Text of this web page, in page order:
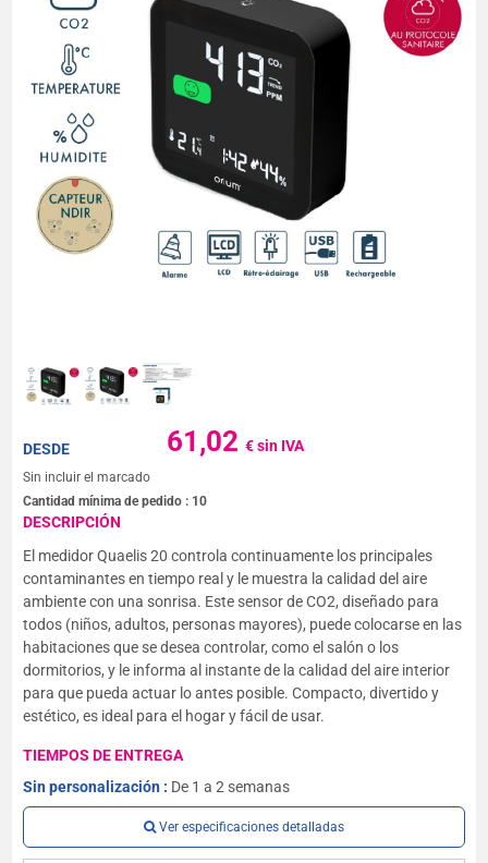
61,02€ sin IVA
DESDE
Sin incluir el marcado
Cantidad mínima de pedido : 10
DESCRIPCIÓN
El medidor Quaelis 20 controla continuamente los principales
contaminantes en tiempo real y le muestra la calidad del aire
ambiente con una sonrisa. Este sensor de CO2, diseñado para
todos (niños, adultos, personas mayores), puede colocarse en las
habitaciones que se desea controlar, como el salón o los
dormitorios, y le informa al instante de la calidad del aire interior
para que pueda actuar lo antes posible. Compacto, divertido y
estético, es ideal para el hogar y fácil de usar.
TIEMPOS DE ENTREGA
Sin personalización : De 1 a 2 semanas
Ver especificaciones detalladas